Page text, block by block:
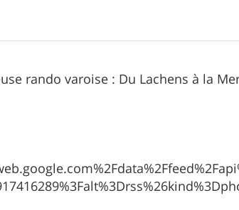
rando varoise : Du Lachens à la